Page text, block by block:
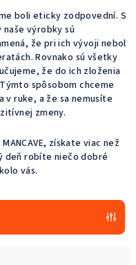
boli eticky zodpovední. S
výrobky sú
že pri ich vývoji nebol
Rovnako sú všetky
že do ich zloženia
spôsobom chceme
ruke, a že sa nemusíte
zmeny.
získate viac než
deň robíte niečo dobré
vás.